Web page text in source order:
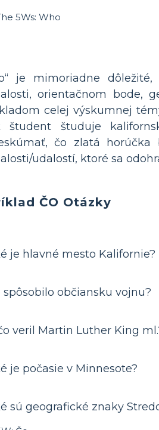
je mimoriadne
orientačnom bode,
celej výskumnej
študent študuje
čo zlatá
udalostí, ktoré sa
ČO Otázky
je hlavné mesto Kalifornie?
spôsobilo občiansku vojnu?
veril Martin Luther King
je počasie v Minnesote?
sú geografické znaky